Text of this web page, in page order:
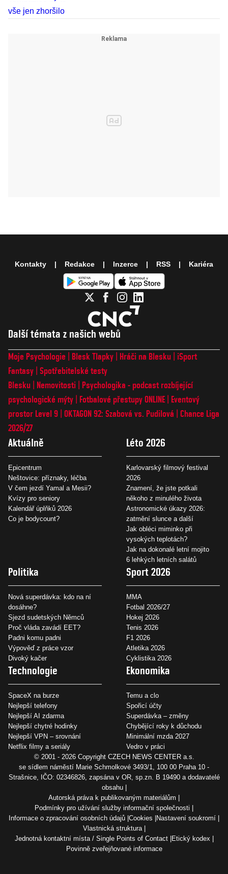
Další témata z našich webů
Moje Psychologie Blesk Tlapky Hráči na Blesku
iSport
Fantasy Spotřebitelské testy
Blesku
Nemovitosti
Psychologika - podcast rozbíjející
psychologické mýty
Fotbalové přestupy ONLINE
Eventový
prostor Level 9 OKTAGON 92: Szabová vs. Pudilová
Chance Liga
2026/27
Aktuálně
Epicentrum
Neštovice: příznaky, léčba
V čem jezdí Yamal a Mesii?
Kvízy pro seniory
Kalendář úplňků 2026
Co je bodycount?
Léto 2026
Karlovarský filmový festival
2026
Znamení, že jste potkali
někoho z minulého života
Astronomické úkazy 2026:
zatmění slunce a další
Jak obléci miminko při
vysokých teplotách?
Jak na dokonalé letní mojito
6 lehkých letních salátů
Politika
Nová superdávka: kdo na ní
dosáhne?
Sjezd sudetských Němců
Proč vláda zavádí EET?
Padni komu padni
Výpověď z práce vzor
Divoký kačer
Sport 2026
MMA
Fotbal 2026/27
Hokej 2026
Tenis 2026
F1 2026
Atletika 2026
Cyklistika 2026
Technologie
SpaceX na burze
Nejlepší telefony
Nejlepší AI zdarma
Nejlepší chytré hodinky
Nejlepší VPN – srovnání
Netflix filmy a seriály
Ekonomika
Temu a clo
Spořicí účty
Superdávka – změny
Chybějící roky k důchodu
Minimální mzda 2027
Vedro v práci
Kontakty Redakce Inzerce RSS Kariéra
© 2001 - 2026 Copyright CZECH NEWS CENTER a.s.
se sídlem náměstí Marie Schmolkové 3493/1, 100 00 Praha 10 -
Strašnice, IČO: 02346826, zapsána v OR, sp.zn. B 19490 a dodavatelé
obsahu
Autorská práva k publikovaným materiálům
Podmínky pro užívání služby informační společnosti
Informace o zpracování osobních údajů Cookies Nastavení soukromí
Vlastnická struktura
Jednotná kontaktní místa / Single Points of Contact Etický kodex
Povinně zveřejňované informace